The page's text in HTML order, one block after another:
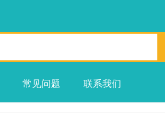
常见问题 联系我们